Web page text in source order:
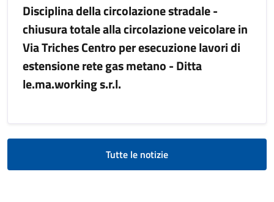
Disciplina della circolazione stradale -
chiusura totale alla circolazione veicolare in
Via Triches Centro per esecuzione lavori di
estensione rete gas metano - Ditta
le.ma.working s.r.l.
Tutte le notizie